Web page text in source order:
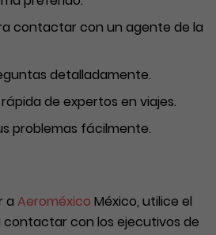
contactar con un agente de la
detalladamente.
de expertos en viajes.
problemas fácilmente.
a Aeroméxico México, utilice el
con los ejecutivos de